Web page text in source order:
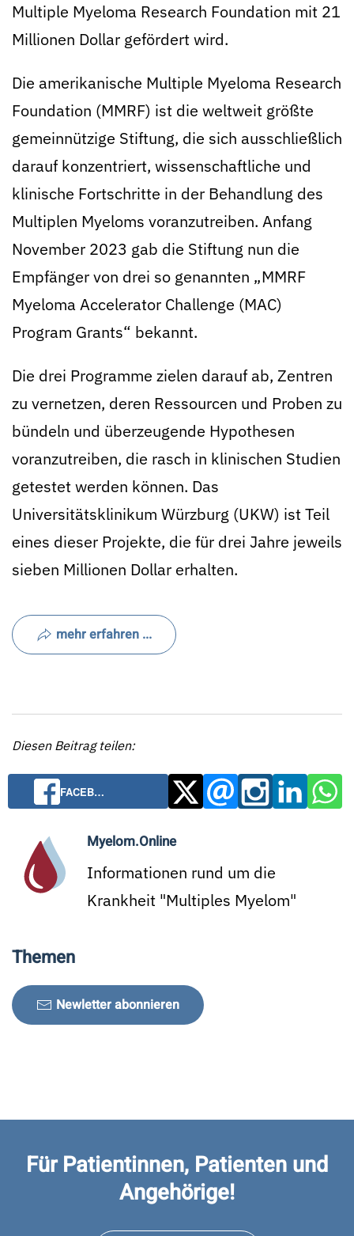
Multiple Myeloma Research Foundation mit 21
Millionen Dollar gefördert wird.
Die amerikanische Multiple Myeloma Research
Foundation (MMRF) ist die weltweit größte
gemeinnützige Stiftung, die sich ausschließlich
darauf konzentriert, wissenschaftliche und
klinische Fortschritte in der Behandlung des
Multiplen Myeloms voranzutreiben. Anfang
November 2023 gab die Stiftung nun die
Empfänger von drei so genannten „MMRF
Myeloma Accelerator Challenge (MAC)
Program Grants“ bekannt.
Die drei Programme zielen darauf ab, Zentren
zu vernetzen, deren Ressourcen und Proben zu
bündeln und überzeugende Hypothesen
voranzutreiben, die rasch in klinischen Studien
getestet werden können. Das
Universitätsklinikum Würzburg (UKW) ist Teil
eines dieser Projekte, die für drei Jahre jeweils
sieben Millionen Dollar erhalten.
mehr erfahren ...
Diesen Beitrag teilen:
FACEB…
Myelom.Online
Informationen rund um die
Krankheit "Multiples Myelom"
Themen
Newletter abonnieren
Für Patientinnen, Patienten und
Angehörige!